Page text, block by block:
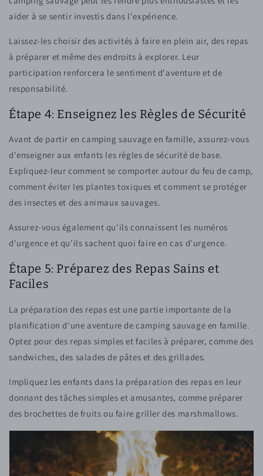
aider à se sentir investis dans l'expérience.
Laissez-les choisir des activités à faire en plein air, des repas
à préparer et même des endroits à explorer. Leur
participation renforcera le sentiment d'aventure et de
responsabilité.
Étape 4: Enseignez les Règles de Sécurité
Avant de partir en camping sauvage en famille, assurez-vous
d'enseigner aux enfants les règles de sécurité de base.
Expliquez-leur comment se comporter autour du feu de camp,
comment éviter les plantes toxiques et comment se protéger
des insectes et des animaux sauvages.
Assurez-vous également qu'ils connaissent les numéros
d'urgence et qu'ils sachent quoi faire en cas d'urgence.
Étape 5: Préparez des Repas Sains et
Faciles
La préparation des repas est une partie importante de la
planification d'une aventure de camping sauvage en famille.
Optez pour des repas simples et faciles à préparer, comme des
sandwiches, des salades de pâtes et des grillades.
Impliquez les enfants dans la préparation des repas en leur
donnant des tâches simples et amusantes, comme préparer
des brochettes de fruits ou faire griller des marshmallows.